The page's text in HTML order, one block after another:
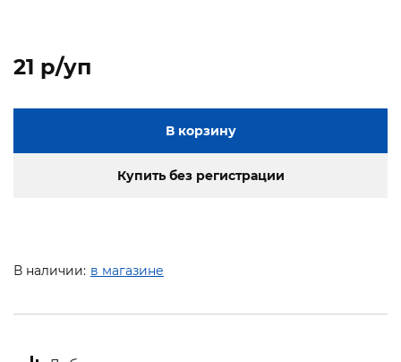
21 p/уп
В корзину
Купить без регистрации
В наличии: в магазине